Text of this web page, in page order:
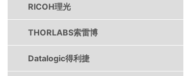
RICOH理光
THORLABS索雷博
Datalogic得利捷